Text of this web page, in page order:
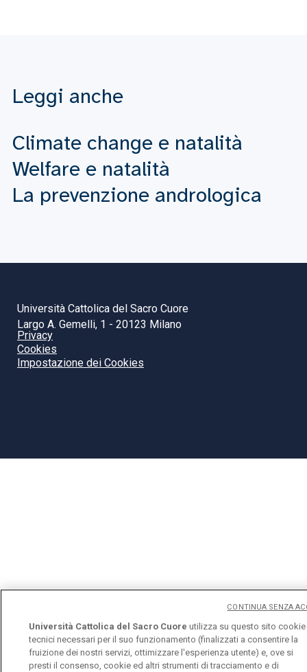
Leggi anche
Climate change e natalità
Welfare e natalità
La prevenzione andrologica
Università Cattolica del Sacro Cuore
Largo A. Gemelli, 1 - 20123 Milano
Privacy
Cookies
Impostazione dei Cookies
Università Cattolica del Sacro Cuore utilizza su questo sito cookie
tecnici necessari per il suo funzionamento (finalizzati a consentire la
fruizione dei nostri servizi, ottimizzare l'esperienza utente) e, ove si
presti il consenso, cookie ed altri strumenti di tracciamento e di
CONTINUA SENZA